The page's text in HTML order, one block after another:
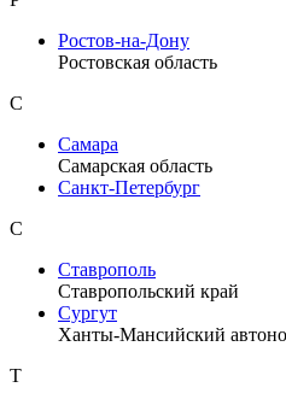
Ростов-на-Дону
Ростовская область
С
Самара
Самарская область
Санкт-Петербург
С
Ставрополь
Ставропольский край
Сургут
Ханты-Мансийский
Т